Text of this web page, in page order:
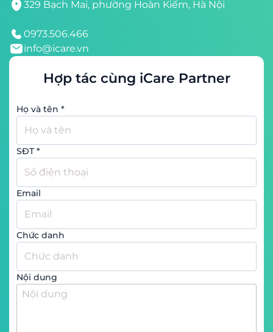
Tầng 9, toà nhà Minori, số 67A Trương Định,
0973.506.466
info@icare.vn
Họ và tên *
SĐT*
Email
Chức danh
Nội dung